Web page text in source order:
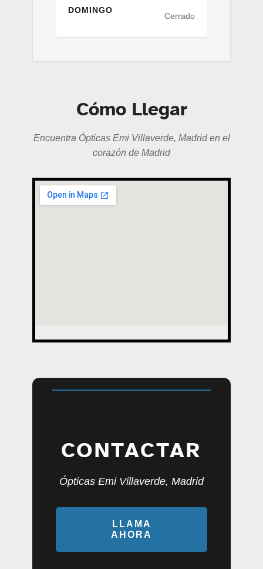
DOMINGO
Cerrado
Cómo Llegar
Encuentra Ópticas Emi Villaverde, Madrid en el
corazón de Madrid
CONTACTAR
Ópticas Emi Villaverde, Madrid
LLAMA
AHORA